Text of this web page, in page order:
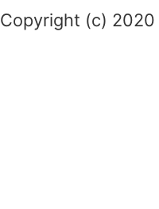
Copyright (c) 2020